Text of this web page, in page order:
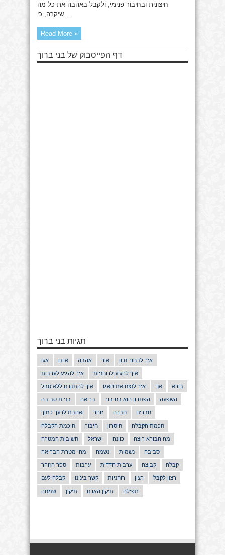
חיצונית ובחיבור פנימי, ולקבל באהבה את כל מה
שיקרה, כי ...
Read More »
דף הפייסבוק של בני ברוך
תגיות בני ברוך
אגו אדם אהבה אור איך לבחור נכון
איך להגיע לערבות איך להגיע לרוחניות
איך להתקדם ללא סבל איך לנצח את האגו אני בורא
בניית סביבה בריאה הפתרון הוא בחיבור השפעה
ואהבת לרעך כמוך זוהר חברה חברים
חוכמת הקבלה חיבור חיסרון חכמת הקבלה
חשיבות המטרה ישראל כוונה מה הבורא רוצה
מהי מטרת הבריאה נשמה נשמות סביבה
ספר הזוהר ערבות ערבות הדדית קבוצה קבלה
קבלה לעם קשר בינינו רוחניות רצון רצון לקבל
שמחה תיקון תיקון האדם תפילה